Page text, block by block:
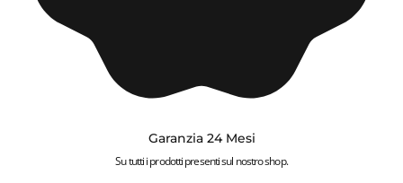
Garanzia 24 Mesi
Su tutti i prodotti presenti sul nostro shop.